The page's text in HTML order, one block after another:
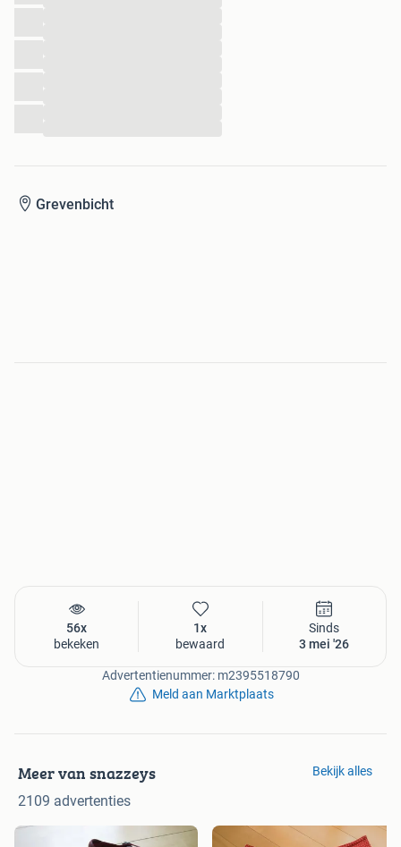
Grevenbicht
56x
bekeken
1x
bewaard
Sinds
3 mei '26
Advertentienummer: m2395518790
Meld aan Marktplaats
Meer van snazzeys
2109 advertenties
Bekijk alles